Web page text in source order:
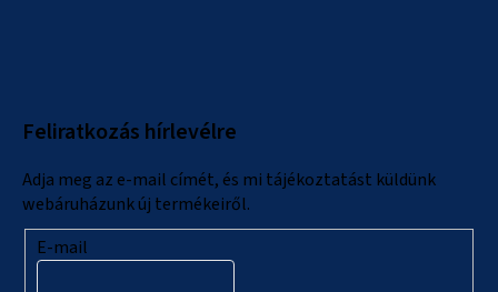
Feliratkozás hírlevélre
Adja meg az e-mail címét, és mi tájékoztatást küldünk
webáruházunk új termékeiről.
E-mail